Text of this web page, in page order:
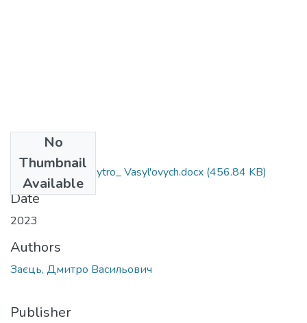
No
Thumbnail
Available
073_Zayets'_ Dmytro_ Vasyl'ovych.docx (456.84 KB)
Date
2023
Authors
Заєць, Дмитро Васильович
Publisher